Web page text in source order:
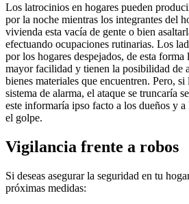
Los latrocinios en hogares pueden
por la noche mientras los integrantes del
vivienda esta vacía de gente o bien
efectuando ocupaciones rutinarias. Los
por los hogares despejados, de esta
mayor facilidad y tienen la posibilidad de
bienes materiales que encuentren. Pero,
sistema de alarma, el ataque se truncaría
este informaría ipso facto a los dueños y
el golpe.
Vigilancia frente a robos
Si deseas asegurar la seguridad en tu
próximas medidas: